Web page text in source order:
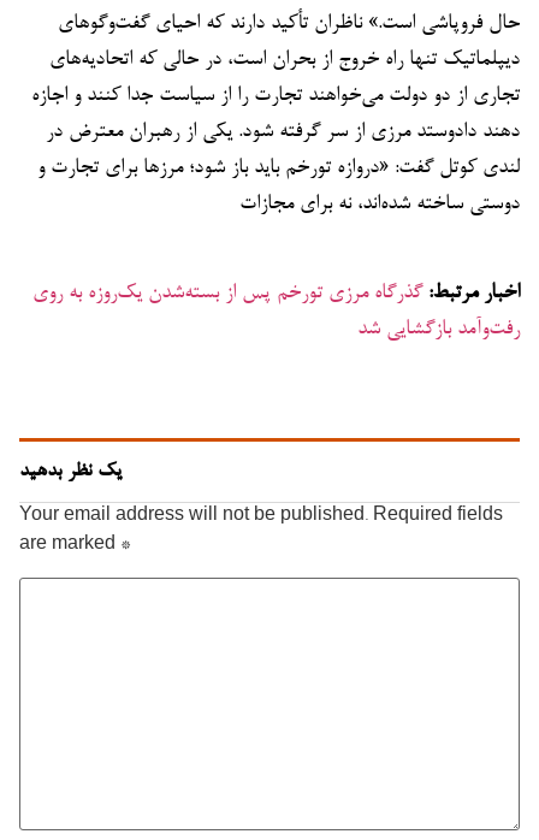
حال فروپاشی است.» ناظران تأکید دارند که احیای گفت‌وگوهای
دیپلماتیک تنها راه خروج از بحران است، در حالی که اتحادیه‌های
تجاری از دو دولت می‌خواهند تجارت را از سیاست جدا کنند و اجازه
دهند دادوستد مرزی از سر گرفته شود. یکی از رهبران معترض در
لندی کوتل گفت: «دروازه تورخم باید باز شود؛ مرزها برای تجارت و
دوستی ساخته شده‌اند، نه برای مجازات
اخبار مرتبط:گذرگاه مرزی تورخم پس از بسته‌شدن یک‌روزه به روی
رفت‌وآمد بازگشایی شد
یک نظر بدهید
Your email address will not be published. Required fields
are marked *